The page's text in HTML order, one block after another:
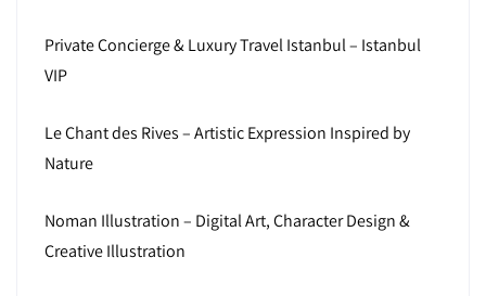
Private Concierge & Luxury Travel Istanbul – Istanbul
VIP
Le Chant des Rives – Artistic Expression Inspired by
Nature
Noman Illustration – Digital Art, Character Design &
Creative Illustration